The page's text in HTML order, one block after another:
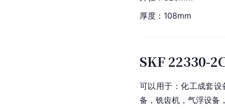
厚度：108mm
SKF 22330-
可以用于：化工成套设
备，铣齿机， 气浮设备